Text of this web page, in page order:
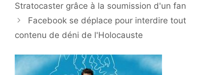
Stratocaster grâce à la soumission d'un fan
Facebook se déplace pour interdire tout
contenu de déni de l'Holocauste